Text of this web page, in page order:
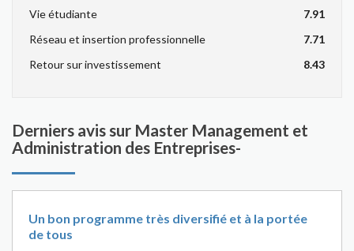
Vie étudiante
7.91
Réseau et insertion professionnelle
7.71
Retour sur investissement
8.43
Derniers avis sur Master Management et
Administration des Entreprises-
Un bon programme très diversifié et à la portée
de tous